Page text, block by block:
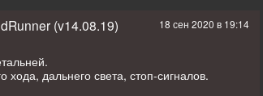
водителя. Кабина имеет печку,
вентилятором. Для более
18 сен 2020 в 19:14
(v14.08.19)
дальнего света, стоп-сигналов.